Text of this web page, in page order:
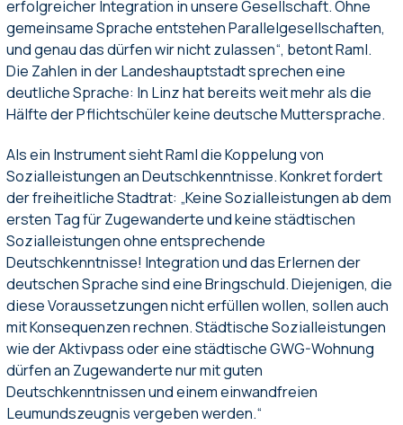
erfolgreicher Integration in unsere Gesellschaft. Ohne
gemeinsame Sprache entstehen Parallelgesellschaften,
und genau das dürfen wir nicht zulassen“, betont Raml.
Die Zahlen in der Landeshauptstadt sprechen eine
deutliche Sprache: In Linz hat bereits weit mehr als die
Hälfte der Pflichtschüler keine deutsche Muttersprache.
Als ein Instrument sieht Raml die Koppelung von
Sozialleistungen an Deutschkenntnisse. Konkret fordert
der freiheitliche Stadtrat: „Keine Sozialleistungen ab dem
ersten Tag für Zugewanderte und keine städtischen
Sozialleistungen ohne entsprechende
Deutschkenntnisse! Integration und das Erlernen der
deutschen Sprache sind eine Bringschuld. Diejenigen, die
diese Voraussetzungen nicht erfüllen wollen, sollen auch
mit Konsequenzen rechnen. Städtische Sozialleistungen
wie der Aktivpass oder eine städtische GWG-Wohnung
dürfen an Zugewanderte nur mit guten
Deutschkenntnissen und einem einwandfreien
Leumundszeugnis vergeben werden.“